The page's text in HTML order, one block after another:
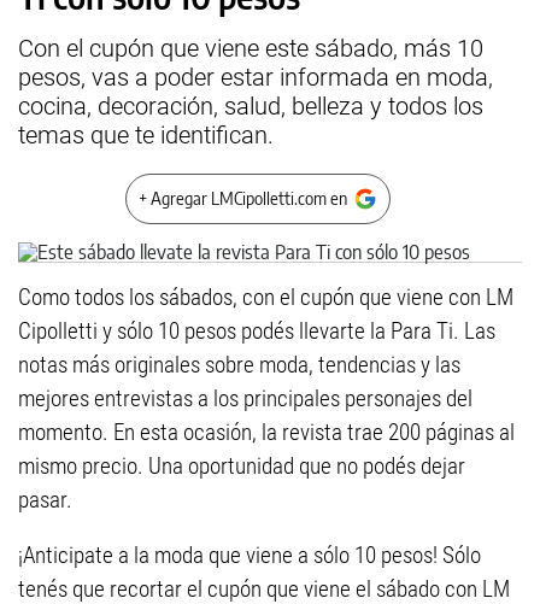
Con el cupón que viene este sábado, más 10
pesos, vas a poder estar informada en moda,
cocina, decoración, salud, belleza y todos los
temas que te identifican.
+ Agregar LMCipolletti.com en
Como todos los sábados, con el cupón que viene con LM
Cipolletti y sólo 10 pesos podés llevarte la Para Ti. Las
notas más originales sobre moda, tendencias y las
mejores entrevistas a los principales personajes del
momento. En esta ocasión, la revista trae 200 páginas al
mismo precio. Una oportunidad que no podés dejar
pasar.
¡Anticipate a la moda que viene a sólo 10 pesos! Sólo
tenés que recortar el cupón que viene el sábado con LM